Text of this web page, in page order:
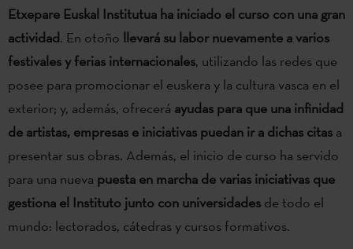
Etxepare Euskal Institutua ha iniciado el curso con una gran
actividad. En otoño llevará su labor nuevamente a varios
festivales y ferias internacionales, utilizando las redes que
posee para promocionar el euskera y la cultura vasca en el
exterior; y, además, ofrecerá ayudas para que una infinidad
de artistas, empresas e iniciativas puedan ir a dichas citas a
presentar sus obras. Además, el inicio de curso ha servido
para una nueva puesta en marcha de varias iniciativas que
gestiona el Instituto junto con universidades de todo el
mundo: lectorados, cátedras y cursos formativos.